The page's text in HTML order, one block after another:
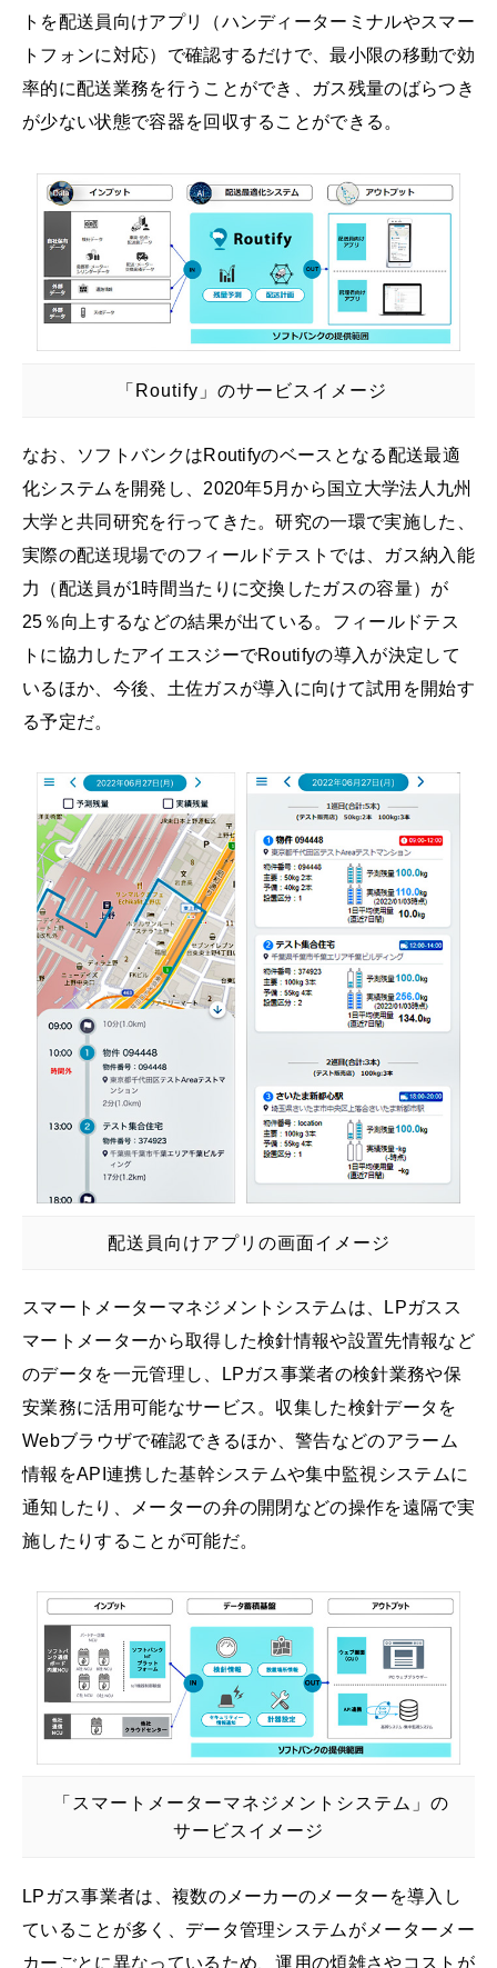
トを配送員向けアプリ（ハンディーターミナルやスマー
トフォンに対応）で確認するだけで、最小限の移動で効
率的に配送業務を行うことができ、ガス残量のばらつき
が少ない状態で容器を回収することができる。
「Routify」のサービスイメージ
なお、ソフトバンクはRoutifyのベースとなる配送最適
化システムを開発し、2020年5月から国立大学法人九州
大学と共同研究を行ってきた。研究の一環で実施した、
実際の配送現場でのフィールドテストでは、ガス納入能
力（配送員が1時間当たりに交換したガスの容量）が
25％向上するなどの結果が出ている。フィールドテス
トに協力したアイエスジーでRoutifyの導入が決定して
いるほか、今後、土佐ガスが導入に向けて試用を開始す
る予定だ。
配送員向けアプリの画面イメージ
スマートメーターマネジメントシステムは、LPガスス
マートメーターから取得した検針情報や設置先情報など
のデータを一元管理し、LPガス事業者の検針業務や保
安業務に活用可能なサービス。収集した検針データを
Webブラウザで確認できるほか、警告などのアラーム
情報をAPI連携した基幹システムや集中監視システムに
通知したり、メーターの弁の開閉などの操作を遠隔で実
施したりすることが可能だ。
「スマートメーターマネジメントシステム」の
サービスイメージ
LPガス事業者は、複数のメーカーのメーターを導入し
ていることが多く、データ管理システムがメーターメー
カーごとに異なっているため、運用の煩雑さやコストが